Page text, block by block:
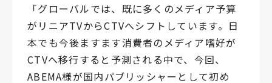
「グローバルでは、既に多くのメディア予算
がリニアTVからCTVへシフトしています。日
本でも今後ますます消費者のメディア嗜好が
CTVへ移行すると予測される中で、今回、
ABEMA様が国内パブリッシャーとして初め